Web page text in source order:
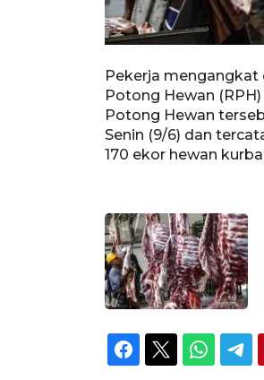
Pekerja mengangkat
Potong Hewan
Potong Hewan
Senin (9/6) dan
170 ekor hewan